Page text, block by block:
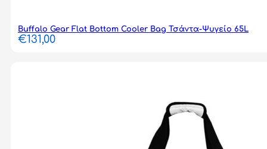
Buffalo Gear Flat Bottom Cooler Bag Τσάντα-Ψυγείο 65L
€131,00